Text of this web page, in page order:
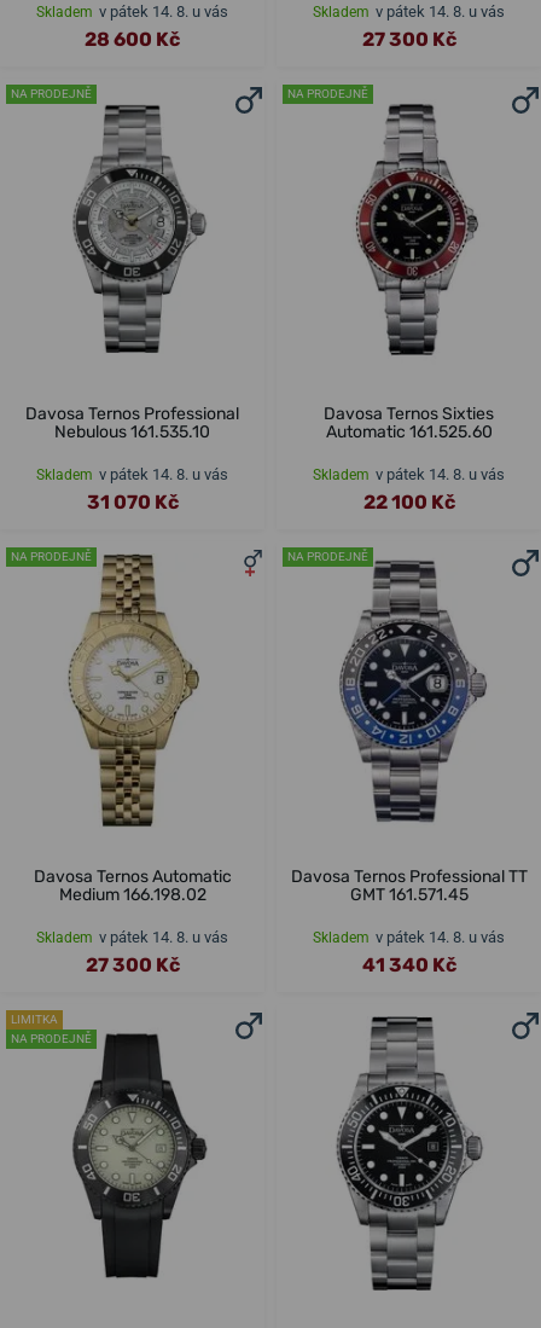
Skladem v pátek 14. 8. u vás
28 600 Kč
Skladem v pátek 14. 8. u vás
27 300 Kč
NA PRODEJNĚ
Davosa Ternos Professional
Nebulous 161.535.10
Skladem v pátek 14. 8. u vás
31 070 Kč
NA PRODEJNĚ
Davosa Ternos Sixties
Automatic 161.525.60
Skladem v pátek 14. 8. u vás
22 100 Kč
NA PRODEJNĚ
Davosa Ternos Automatic
Medium 166.198.02
Skladem v pátek 14. 8. u vás
27 300 Kč
NA PRODEJNĚ
Davosa Ternos Professional TT
GMT 161.571.45
Skladem v pátek 14. 8. u vás
41 340 Kč
LIMITKA
NA PRODEJNĚ